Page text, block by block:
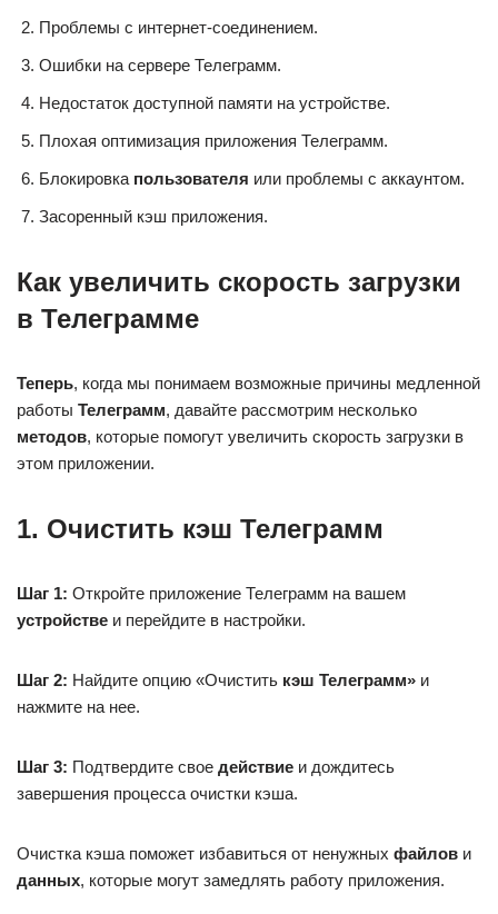
Проблемы с интернет-соединением.
Ошибки на сервере Телеграмм.
Недостаток доступной памяти на устройстве.
Плохая оптимизация приложения Телеграмм.
Блокировка пользователя или проблемы с аккаунтом.
Засоренный кэш приложения.
Как увеличить скорость загрузки
в Телеграмме
Теперь, когда мы понимаем возможные причины медленной
работы Телеграмм, давайте рассмотрим несколько
методов, которые помогут увеличить скорость загрузки в
этом приложении.
1. Очистить кэш Телеграмм
Шаг 1: Откройте приложение Телеграмм на вашем
устройстве и перейдите в настройки.
Шаг 2: Найдите опцию «Очистить кэш Телеграмм» и
нажмите на нее.
Шаг 3: Подтвердите свое действие и дождитесь
завершения процесса очистки кэша.
Очистка кэша поможет избавиться от ненужных файлов и
данных, которые могут замедлять работу приложения.